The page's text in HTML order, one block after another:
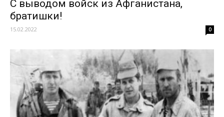
С выводом войск из Афганистана,
братишки!
15.02.2022 0